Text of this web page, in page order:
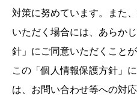
対策に努めています。また
いただく場合には、あらか
針」にご同意いただくこと
この「個人情報保護方針」
は、お問い合わせ等への対